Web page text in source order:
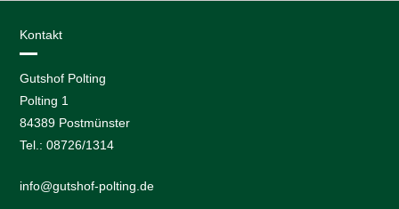
Kontakt
Gutshof Polting
Polting 1
84389 Postmünster
Tel.: 08726/1314
info@gutshof-polting.de